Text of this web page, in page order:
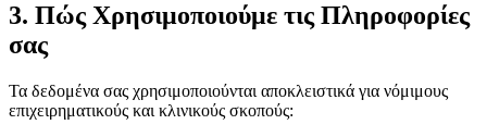
3. Πώς Χρησιμοποιούμε τις Πληροφορίες
σας
Τα δεδομένα σας χρησιμοποιούνται αποκλειστικά για νόμιμους
επιχειρηματικούς και κλινικούς σκοπούς: